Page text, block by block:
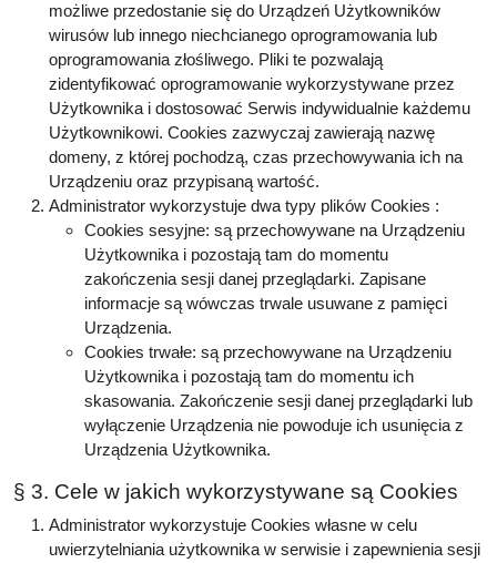
możliwe przedostanie się do Urządzeń Użytkowników
wirusów lub innego niechcianego oprogramowania lub
oprogramowania złośliwego. Pliki te pozwalają
zidentyfikować oprogramowanie wykorzystywane przez
Użytkownika i dostosować Serwis indywidualnie każdemu
Użytkownikowi. Cookies zazwyczaj zawierają nazwę
domeny, z której pochodzą, czas przechowywania ich na
Urządzeniu oraz przypisaną wartość.
Administrator wykorzystuje dwa typy plików Cookies :
Cookies sesyjne: są przechowywane na Urządzeniu
Użytkownika i pozostają tam do momentu
zakończenia sesji danej przeglądarki. Zapisane
informacje są wówczas trwale usuwane z pamięci
Urządzenia.
Cookies trwałe: są przechowywane na Urządzeniu
Użytkownika i pozostają tam do momentu ich
skasowania. Zakończenie sesji danej przeglądarki lub
wyłączenie Urządzenia nie powoduje ich usunięcia z
Urządzenia Użytkownika.
§ 3. Cele w jakich wykorzystywane są Cookies
Administrator wykorzystuje Cookies własne w celu
uwierzytelniania użytkownika w serwisie i zapewnienia sesji